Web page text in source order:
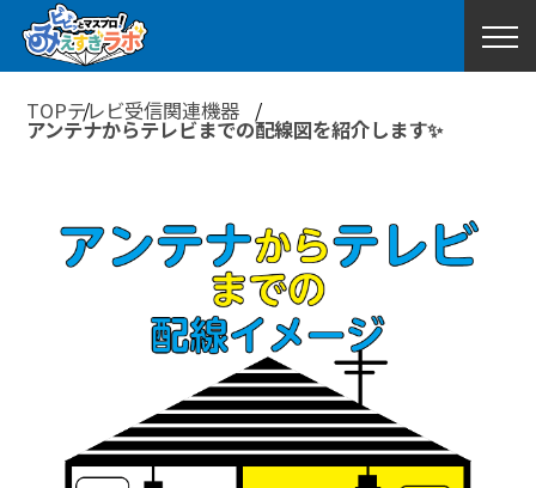
TOPテレビ受信関連機器
アンテナからテレビまでの配線図を紹介します✨